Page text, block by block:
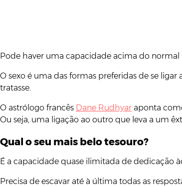
Pode haver uma capacidade acima do
O sexo é uma das formas preferidas de se
tratasse.
O astrólogo francês Dane Rudhyar aponta
Ou seja, uma ligação ao outro que leva a um
Qual o seu mais belo tesouro?
É a capacidade quase ilimitada de dedicação
Precisa de escavar até à última todas as